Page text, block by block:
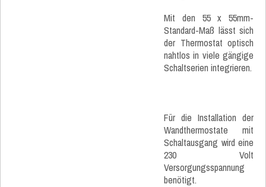
Mit den 55 x 55mm-
Standard-Maß lässt sich
der Thermostat optisch
nahtlos in viele gängige
Schaltserien integrieren.
Für die Installation der
Wandthermostate mit
Schaltausgang wird eine
230 Volt
Versorgungsspannung
benötigt.